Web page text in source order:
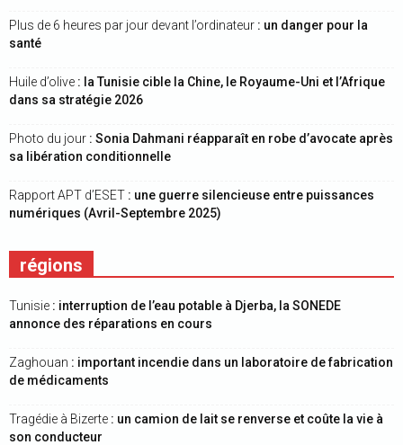
Plus de 6 heures par jour devant l’ordinateur : un danger pour la
santé
Huile d’olive : la Tunisie cible la Chine, le Royaume-Uni et l’Afrique
dans sa stratégie 2026
Photo du jour : Sonia Dahmani réapparaît en robe d’avocate après
sa libération conditionnelle
Rapport APT d’ESET : une guerre silencieuse entre puissances
numériques (Avril-Septembre 2025)
régions
Tunisie : interruption de l’eau potable à Djerba, la SONEDE
annonce des réparations en cours
Zaghouan : important incendie dans un laboratoire de fabrication
de médicaments
Tragédie à Bizerte : un camion de lait se renverse et coûte la vie à
son conducteur